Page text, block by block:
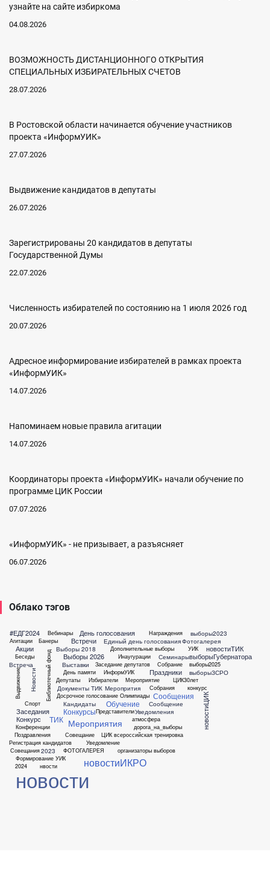
узнайте на сайте избиркома
04.08.2026
ВОЗМОЖНОСТЬ ДИСТАНЦИОННОГО ОТКРЫТИЯ
СПЕЦИАЛЬНЫХ ИЗБИРАТЕЛЬНЫХ СЧЕТОВ
28.07.2026
В Ростовской области начинается обучение участников
проекта «ИнформУИК»
27.07.2026
Выдвижение кандидатов в депутаты
26.07.2026
Зарегистрированы 20 кандидатов в депутаты
Государственной Думы
22.07.2026
Численность избирателей по состоянию на 1 июля 2026 год
20.07.2026
Адресное информирование избирателей в рамках проекта
«ИнформУИК»
14.07.2026
Напоминаем новые правила агитации
14.07.2026
Координаторы проекта «ИнформУИК» начали обучение по
программе ЦИК России
07.07.2026
«ИнформУИК» - не призывает, а разъясняет
06.07.2026
Облако тэгов
#ЕДГ2024
Агитации
Акции
Банеры
Беседы
Библиотечный фонд
Вебинары
Встреча
Встречи
Выборы 2018
Выборы 2026
Выдвижение
Выставки
День голосования
День памяти
Депутаты
Документы ТИК
Дополнительные выборы
Досрочное голосование
Единый день голосования
Заседание депутатов
Заседания
Избиратели
Инаугурации
ИнформУИК
Кандидаты
Конкурс
Конкурсы
Конференции
Меропрития
Мероприятие
Мероприятия
Награждения
Новости
Обучение
Олимпиады
Поздравления
Праздники
Представители
Регистрация кандидатов
Семинары
Собрание
Собрания
Совещание
Совещания
Сообщение
Сообщения
Спорт
ТИК
УИК
Уведомление
Уведомления
ФОТОГАЛЕРЕЯ
Формирование УИК
Фотогалерея
ЦИК всероссийская тренировка
ЦИК30лет
атмосфера
выборы2023
выборы2025
выборыГубернатора
выборыЗСРО
дорога_на_выборы
конкурс
нвости
новости
новостиИКРО
новостиТИК
новостиЦИК
организаторы выборов
2023
2024